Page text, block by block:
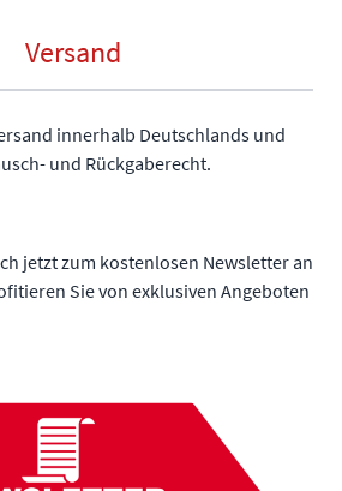
Versand
innerhalb Deutschlands und
und Rückgaberecht.
jetzt zum kostenlosen Newsletter an
Sie von exklusiven Angeboten